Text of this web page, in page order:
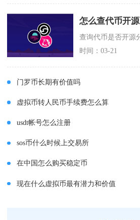
怎么查代币开源
时间：03-21
门罗币长期有价值吗
虚拟币转人民币手续费怎么算
usdt帐号怎么注册
sos币什么时候上交易所
在中国怎么购买稳定币
现在什么虚拟币最有潜力和价值